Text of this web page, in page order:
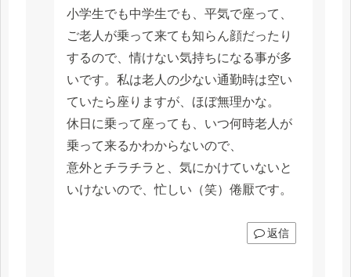
小学生でも中学生でも、平気で座って、
ご老人が乗って来ても知らん顔だったり
するので、情けない気持ちになる事が多
いです。私は老人の少ない通勤時は空い
ていたら座りますが、ほぼ無理かな。
休日に乗って座っても、いつ何時老人が
乗って来るかわからないので、
意外とチラチラと、気にかけていないと
いけないので、忙しい（笑）倦厭です。
返信